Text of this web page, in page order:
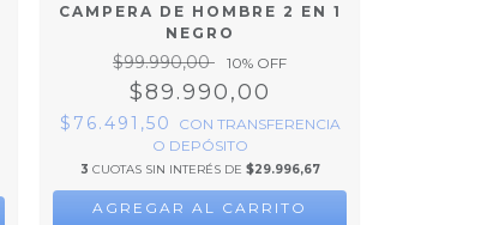
CAMPERA DE HOMBRE 2 EN 1
NEGRO
$99.990,00 10% OFF
$89.990,00
$76.491,50 CON TRANSFERENCIA
O DEPÓSITO
3 CUOTAS SIN INTERÉS DE $29.996,67
AGREGAR AL CARRITO